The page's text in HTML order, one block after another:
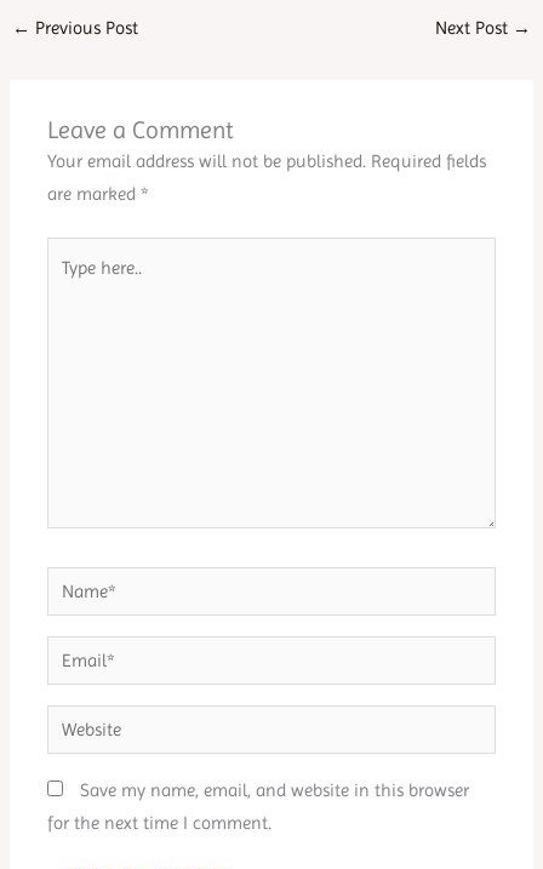
← Previous Post Next Post →
Leave a Comment
Your email address will not be published. Required fields
are marked*
here..
Name*
Email*
Website
Save my name, email, and website in this browser
for the next time I comment.